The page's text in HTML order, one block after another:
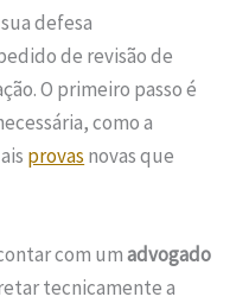
defesa
de revisão de
O primeiro passo é
como a
provas novas que
com umadvogado
tecnicamente a